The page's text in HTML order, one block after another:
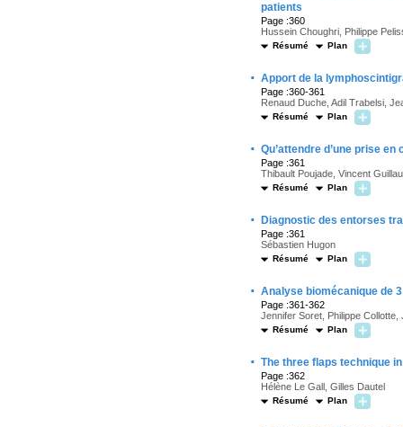
patients
Page :360
Hussein Choughri, Philippe
Résumé Plan
· Apport de la
Page :360-361
Renaud Duche, Adil Trabelsi,
Résumé Plan
· Qu’attendre d’une prise
Page :361
Thibault Poujade, Vincent
Résumé Plan
· Diagnostic des entorses
Page :361
Sébastien Hugon
Résumé Plan
· Analyse biomécanique de
Page :361-362
Jennifer Soret, Philippe
Résumé Plan
· The three flaps technique
Page :362
Hélène Le Gall, Gilles Dautel
Résumé Plan